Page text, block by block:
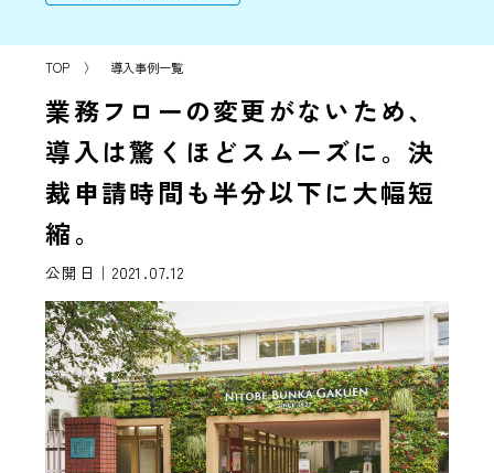
TOP 〉 導入事例一覧
業務フローの変更がないため、
導入は驚くほどスムーズに。決
裁申請時間も半分以下に大幅短
縮。
公開日｜2021.07.12